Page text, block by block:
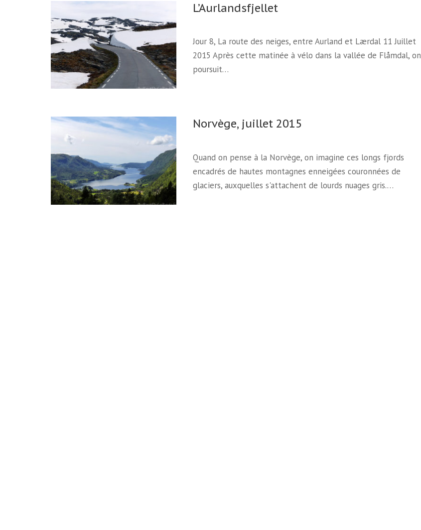
L’Aurlandsfjellet
Jour 8, La route des neiges, entre Aurland et Lærdal 11 Juillet
2015 Après cette matinée à vélo dans la vallée de Flåmdal, on
poursuit…
Norvège, juillet 2015
Quand on pense à la Norvège, on imagine ces longs fjords
encadrés de hautes montagnes enneigées couronnées de
glaciers, auxquelles s'attachent de lourds nuages gris.…